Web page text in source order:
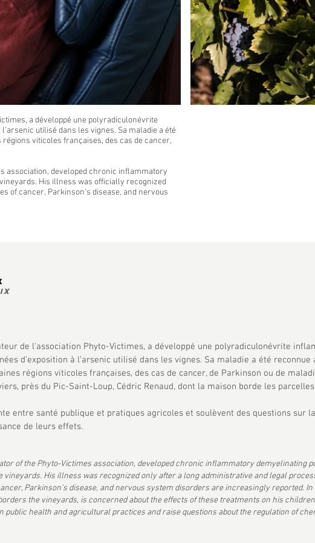
a développé une polyradiculonévrite
utilisé dans les vignes. Sa maladie a été
viticoles françaises, des cas de cancer,
association, developed chronic inflammatory
His illness was officially recognized
of cancer, Parkinson’s disease, and nervous
de l'association Phyto-Victimes, a développé une polyradiculonévrite
d’exposition à l’arsenic utilisé dans les vignes. Sa maladie a été reconnue
régions viticoles françaises, des cas de cancer, de Parkinson ou de
près du Pic-Saint-Loup, Cédric Renaud, dont la maison borde les
entre santé publique et pratiques agricoles et soulèvent des questions sur
de leurs effets.
of the Phyto-Victimes association, developed chronic inflammatory demyelinating
vineyards. His illness was recognized only after a long administrative and legal
Parkinson’s disease, and nervous system disorders are increasingly reported.
the vineyards, is concerned about the effects of these treatments on his
health and agricultural practices and raise questions about the regulation of